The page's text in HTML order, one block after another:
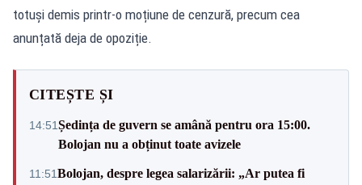
totuși demis printr-o moțiune de cenzură, precum cea
anunțată deja de opoziție.
CITEȘTE ȘI
14:51Ședința de guvern se amână pentru ora 15:00.
Bolojan nu a obținut toate avizele
11:51Bolojan, despre legea salarizării: „Ar putea fi